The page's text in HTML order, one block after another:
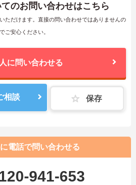
のお問い合わせはこちら
ただけます。直接の問い合わせではありませんの
でご安心ください。
に問い合わせる
相談 保存
電話で問い合わせる
941-653